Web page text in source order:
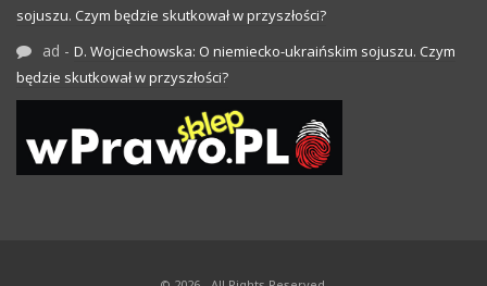
sojuszu. Czym będzie skutkował w przyszłości?
ad - D. Wojciechowska: O niemiecko-ukraińskim sojuszu. Czym
będzie skutkował w przyszłości?